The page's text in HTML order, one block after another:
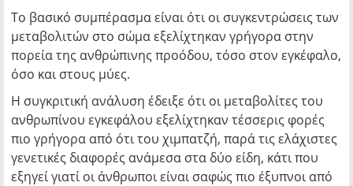
Το βασικό συμπέρασμα είναι ότι οι συγκεντρώσεις των
μεταβολιτών στο σώμα εξελίχτηκαν γρήγορα στην
πορεία της ανθρώπινης προόδου, τόσο στον εγκέφαλο,
όσο και στους μύες.
Η συγκριτική ανάλυση έδειξε ότι οι μεταβολίτες του
ανθρωπίνου εγκεφάλου εξελίχτηκαν τέσσερις φορές
πιο γρήγορα από ότι του χιμπατζή, παρά τις ελάχιστες
γενετικές διαφορές ανάμεσα στα δύο είδη, κάτι που
εξηγεί γιατί οι άνθρωποι είναι σαφώς πιο έξυπνοι από